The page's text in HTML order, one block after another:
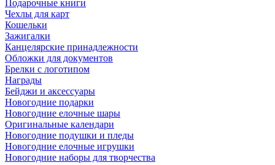
Подарочные книги
Чехлы для карт
Кошельки
Зажигалки
Канцелярские принадлежности
Обложки для документов
Брелки с логотипом
Награды
Бейджи и аксессуары
Новогодние подарки
Новогодние елочные шары
Оригинальные календари
Новогодние подушки и пледы
Новогодние елочные игрушки
Новогодние наборы для творчества